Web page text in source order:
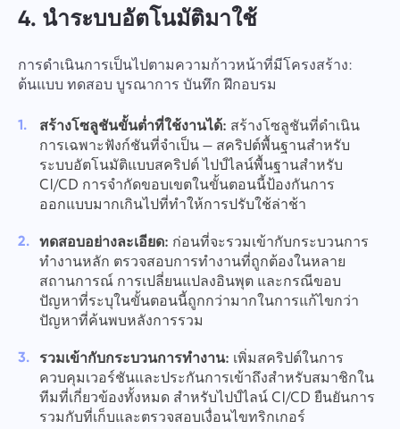
4. นำระบบอัตโนมัติมาใช้
การดำเนินการเป็นไปตามความก้าวหน้าที่มีโครงสร้าง:
ต้นแบบ ทดสอบ บูรณาการ บันทึก ฝึกอบรม
สร้างโซลูชันขั้นต่ำที่ใช้งานได้: สร้างโซลูชันที่ดำเนิน
การเฉพาะฟังก์ชันที่จำเป็น — สคริปต์พื้นฐานสำหรับ
ระบบอัตโนมัติแบบสคริปต์ ไปป์ไลน์พื้นฐานสำหรับ
CI/CD การจำกัดขอบเขตในขั้นตอนนี้ป้องกันการ
ออกแบบมากเกินไปที่ทำให้การปรับใช้ล่าช้า
ทดสอบอย่างละเอียด: ก่อนที่จะรวมเข้ากับกระบวนการ
ทำงานหลัก ตรวจสอบการทำงานที่ถูกต้องในหลาย
สถานการณ์ การเปลี่ยนแปลงอินพุต และกรณีขอบ
ปัญหาที่ระบุในขั้นตอนนี้ถูกกว่ามากในการแก้ไขกว่า
ปัญหาที่ค้นพบหลังการรวม
รวมเข้ากับกระบวนการทำงาน: เพิ่มสคริปต์ในการ
ควบคุมเวอร์ชันและประกันการเข้าถึงสำหรับสมาชิกใน
ทีมที่เกี่ยวข้องทั้งหมด สำหรับไปป์ไลน์ CI/CD ยืนยันการ
รวมกับที่เก็บและตรวจสอบเงื่อนไขทริกเกอร์
เรียกดูไฟล์หรือลากและวาง
ส่ง
ข้อความของคุณ
ส่ง
เมื่อคลิกที่ปุ่ม "ส่ง" คุณยินยอมให้ประมวลผลข้อมูลส่วน
บุคคลของคุณตามเอกสารต่อไปนี้:
นโยบายความเป็นส่วนตัว.
เรียกดูไฟล์หรือลากและวาง
ส่ง
Your message has been sent
successfully
We will contact you soon
ขอบคุณที่เป็นส่วนหนึ่งของ Taskee
เราจะทำความคุ้นเคยกับมันและพยายามนำมันไป
ใช้ในผลิตภัณฑ์ คุณช่วยให้เราดีขึ้นทุกวัน!
วิธีการทำงาน
อัปโหลดไฟล์
แนะนำ
โดยการคลิกปุ่ม คุณยืนยันการยินยอมในการ
ประมวลผลข้อมูลของคุณข้อมูลส่วนบุคคล.